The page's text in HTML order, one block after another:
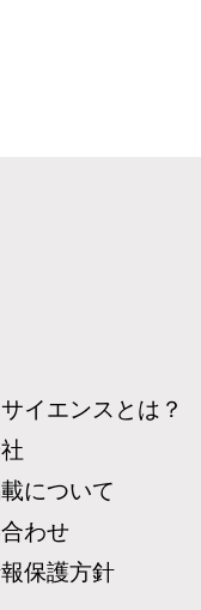
イエンスとは？
について
わせ
保護方針